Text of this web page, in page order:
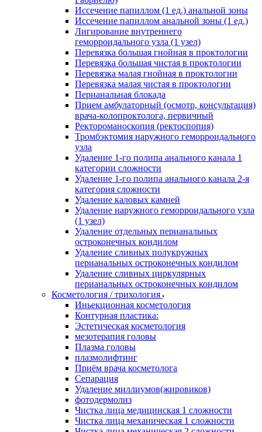
Иссечение папиллом (1 ед.) анальной зоны
Иссечение папиллом анальной зоны (1 ед.)
Лигирование внутреннего
геморроидального узла (1 узел)
Перевязка большая гнойная в проктологии
Перевязка большая чистая в проктологии
Перевязка малая гнойная в проктологии
Перевязка малая чистая в проктологии
Перианальная блокада
Прием амбулаторный (осмотр, консультация)
врача-колопроктолога, первичный
Ректороманоскопия (ректоспопия)
Тромбэктомия наружного геморроидального
узла
Удаление 1-го полипа анального канала 1
категории сложности
Удаление 1-го полипа анального канала 2-я
категория сложности
Удаление каловых камней
Удаление наружного геморроидального узла
(1 узел)
Удаление отдельных перианальных
остроконечных кондилом
Удаление сливных полукружных
перианальных остроконечных кондилом
Удаление сливных циркулярных
перианальных остроконечных кондилом
Косметология / трихология
Иньекционная косметология
Контурная пластика:
Эстетическая косметология
мезотерапия головы
Плазма головы
плазмолифтинг
Приём врача косметолога
Сепарация
Удаление миллиумов(жировиков)
фотодермолиз
Чистка лица медицинская 1 сложности
Чистка лица механическая 1 сложности